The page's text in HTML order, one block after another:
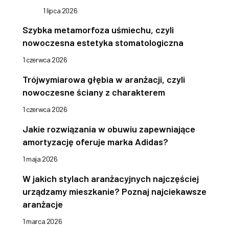
1 lipca 2026
Szybka metamorfoza uśmiechu, czyli
nowoczesna estetyka stomatologiczna
1 czerwca 2026
Trójwymiarowa głębia w aranżacji, czyli
nowoczesne ściany z charakterem
1 czerwca 2026
Jakie rozwiązania w obuwiu zapewniające
amortyzację oferuje marka Adidas?
1 maja 2026
W jakich stylach aranżacyjnych najczęściej
urządzamy mieszkanie? Poznaj najciekawsze
aranżacje
1 marca 2026